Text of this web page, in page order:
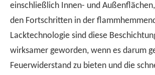
einschließlich Innen- und
den Fortschritten in der
Lacktechnologie sind diese
wirksamer geworden, wenn es darum
Feuerwiderstand zu bieten und die